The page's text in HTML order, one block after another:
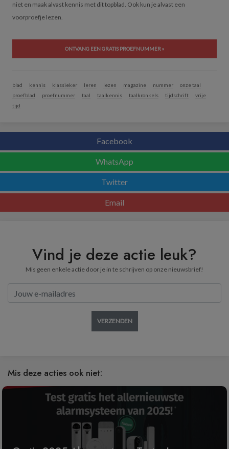
niet en maak alvast kennis met dit topblad. Ook kun je alvast een
voorproefje lezen.
ONTVANG EEN GRATIS PROEFNUMMER »
blad kennis klassieker leren lezen magazine nummer
onze taal
proefblad
proefnummer taal taalkennis taalkronkels tijdschrift
vrije
tijd
Facebook
WhatsApp
Twitter
Email
Vind je deze actie leuk?
Mis geen enkele actie door je in te schrijven op onze nieuwsbrief!
VERZENDEN
Mis deze acties ook niet: